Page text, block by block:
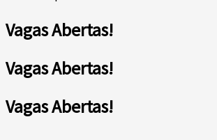
Vagas Abertas!
Vagas Abertas!
Vagas Abertas!